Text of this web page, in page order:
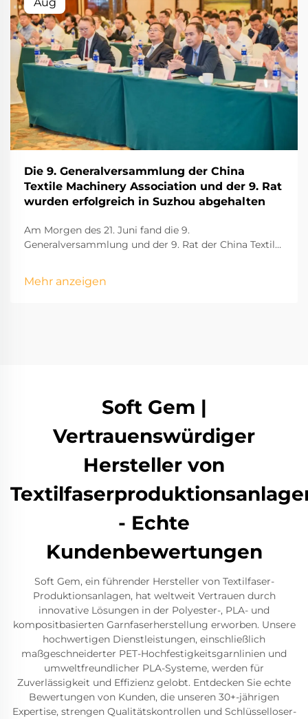
Die 9. Generalversammlung der China
Textile Machinery Association und der 9. Rat
wurden erfolgreich in Suzhou abgehalten
Am Morgen des 21. Juni fand die 9.
Generalversammlung und der 9. Rat der China Textile
Industry Federation, der China Textile Machinery
Mehr anzeigen
Soft Gem |
Vertrauenswürdiger
Hersteller von
- Echte
Kundenbewertungen
Soft Gem, ein führender Hersteller von Textilfaser-
Produktionsanlagen, hat weltweit Vertrauen durch
innovative Lösungen in der Polyester-, PLA- und
kompositbasierten Garnfaserherstellung erworben. Unsere
hochwertigen Dienstleistungen, einschließlich
maßgeschneiderter PET-Hochfestigkeitsgarnlinien und
umweltfreundlicher PLA-Systeme, werden für
Zuverlässigkeit und Effizienz gelobt. Entdecken Sie echte
Bewertungen von Kunden, die unseren 30+-jährigen
Expertise, strengen Qualitätskontrollen und Schlüsselloser-